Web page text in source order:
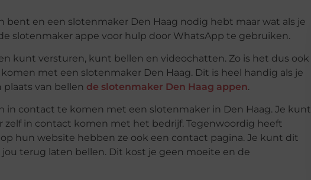
en een slotenmaker Den Haag nodig hebt maar wat als je
slotenmaker appe voor hulp door WhatsApp te gebruiken.
kunt versturen, kunt bellen en videochatten. Zo is het dus ook
met een slotenmaker Den Haag. Dit is heel handig als je
van bellen de slotenmaker Den Haag appen.
in contact te komen met een slotenmaker in Den Haag. Je kunt
zelf in contact komen met het bedrijf. Tegenwoordig heeft
hun website hebben ze ook een contact pagina. Je kunt dit
terug laten bellen. Dit kost je geen moeite en de